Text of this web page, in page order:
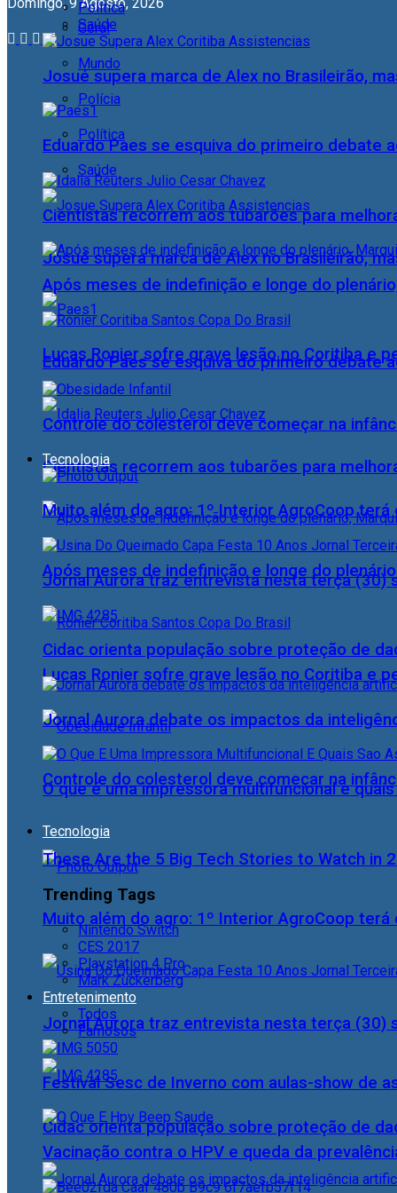
Geral
Mundo
Polícia
Política
Saúde
Josué supera marca de Alex no Brasileirão,
Eduardo Paes se esquiva do primeiro debate
Cientistas recorrem aos tubarões para
Após meses de indefinição e longe do
Lucas Ronier sofre grave lesão no Coritiba e
Controle do colesterol deve começar na
Tecnologia
Muito além do agro: 1º Interior AgroCoop
Jornal Aurora traz entrevista nesta terça (30)
Cidac orienta população sobre proteção de
Política
Saúde
Josué supera marca de Alex no Brasileirão,
Eduardo Paes se esquiva do primeiro debate
Cientistas recorrem aos tubarões para
Após meses de indefinição e longe do
Lucas Ronier sofre grave lesão no Coritiba e
Controle do colesterol deve começar na
Tecnologia
Muito além do agro: 1º Interior AgroCoop
Jornal Aurora traz entrevista nesta terça (30)
Cidac orienta população sobre proteção de
Jornal Aurora debate os impactos da
O que é uma impressora multifuncional e
These Are the 5 Big Tech Stories to Watch in
Trending Tags
Nintendo Switch
CES 2017
Playstation 4 Pro
Mark Zuckerberg
Entretenimento
Todos
Famosos
Festival Sesc de Inverno com aulas-show de
Vacinação contra o HPV e queda da